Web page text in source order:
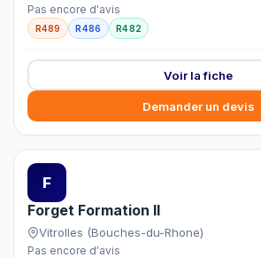
Pas encore d'avis
R489 R486 R482
Voir la fiche
Demander un devis
F
Forget Formation II
Vitrolles (Bouches-du-Rhone)
Pas encore d'avis